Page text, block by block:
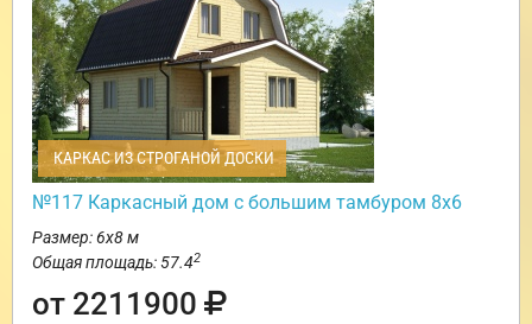
КАРКАС ИЗ СТРОГАНОЙ ДОСКИ
№117 Каркасный дом с большим тамбуром 8х6
Размер: 6х8 м
Общая площадь: 57.42
от 2211900